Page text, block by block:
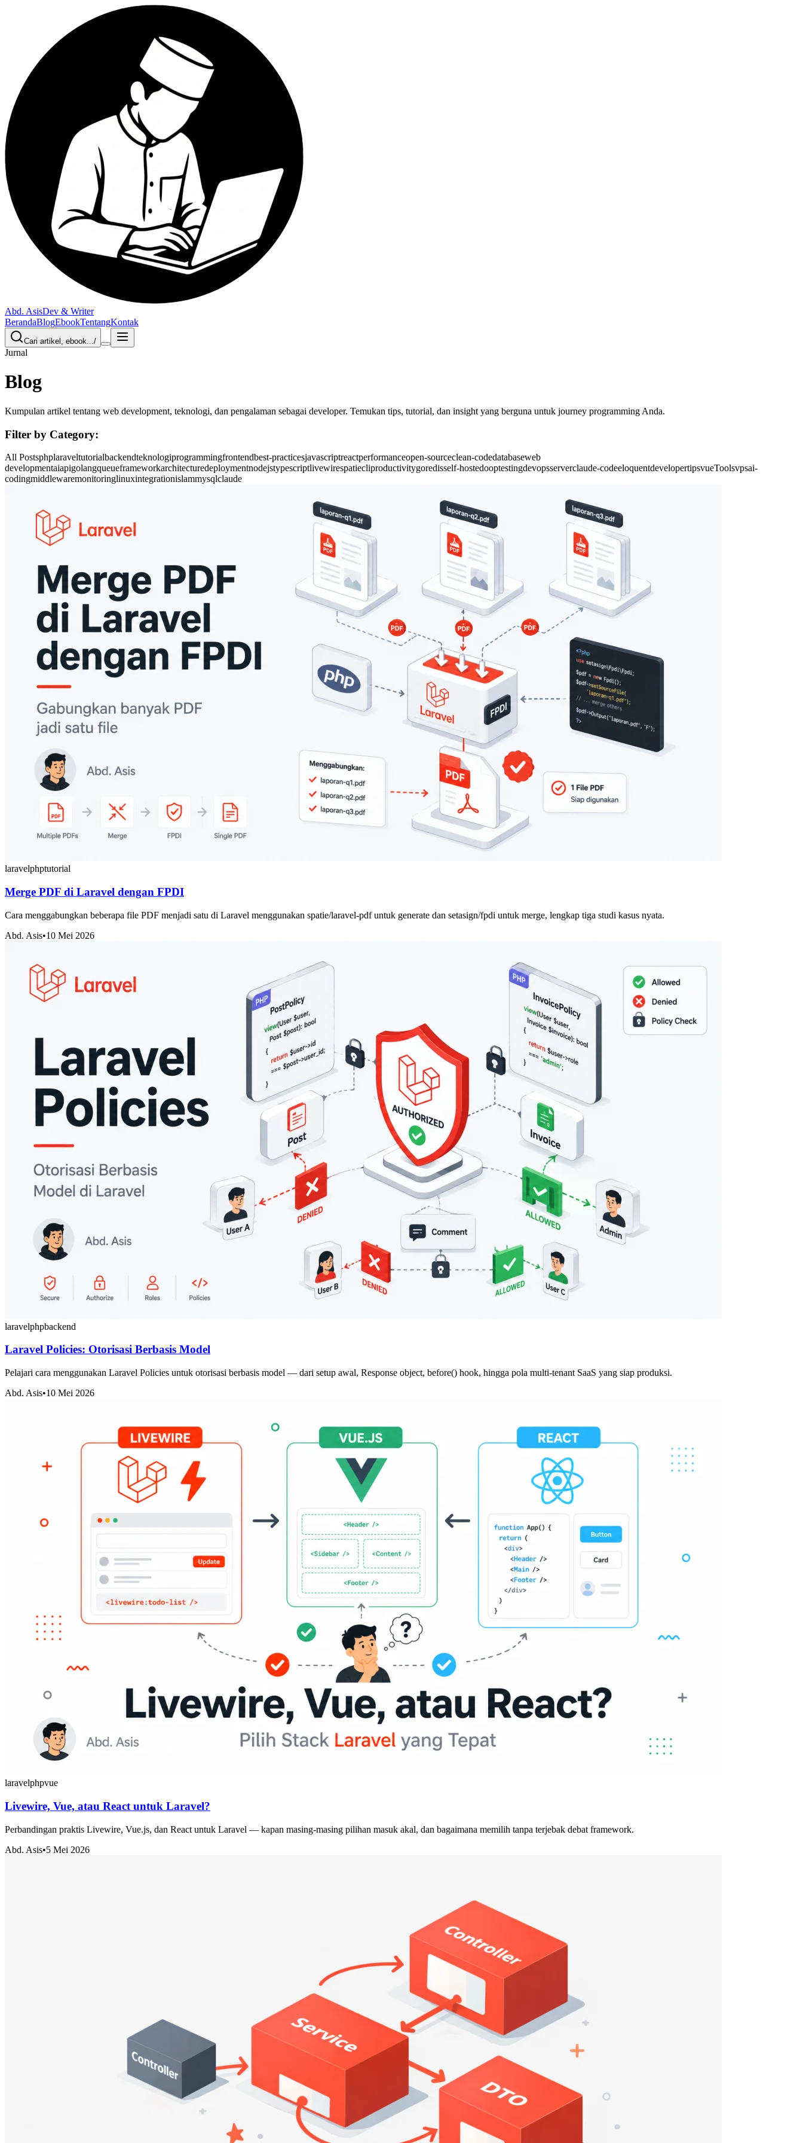
Abd. AsisDev & Writer
BerandaBlogEbookTentangKontak
Cari artikel, ebook.../
Jurnal
Blog
Kumpulan artikel tentang web development, teknologi, dan pengalaman sebagai developer. Temukan tips, tutorial, dan insight yang berguna untuk journey programming Anda.
Filter by Category:
All Postsphplaraveltutorialbackendteknologiprogrammingfrontendbest-practicesjavascriptreactperformanceopen-sourceclean-codedatabaseweb
developmentaiapigolangqueueframeworkarchitecturedeploymentnodejstypescriptlivewirespatiecliproductivitygoredisself-hostedooptestingdevopsserverclaude-codeeloquentdevelopertipsvueToolsvpsai-
codingmiddlewaremonitoringlinuxintegrationislammysqlclaude
laravelphptutorial
Merge PDF di Laravel dengan FPDI
Cara menggabungkan beberapa file PDF menjadi satu di Laravel menggunakan spatie/laravel-pdf untuk generate dan setasign/fpdi untuk merge, lengkap tiga studi kasus nyata.
Abd. Asis•10 Mei 2026
laravelphpbackend
Laravel Policies: Otorisasi Berbasis Model
Pelajari cara menggunakan Laravel Policies untuk otorisasi berbasis model — dari setup awal, Response object, before() hook, hingga pola multi-tenant SaaS yang siap produksi.
Abd. Asis•10 Mei 2026
laravelphpvue
Livewire, Vue, atau React untuk Laravel?
Perbandingan praktis Livewire, Vue.js, dan React untuk Laravel — kapan masing-masing pilihan masuk akal, dan bagaimana memilih tanpa terjebak debat framework.
Abd. Asis•5 Mei 2026